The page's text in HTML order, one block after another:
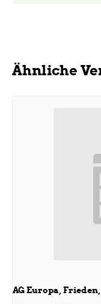
Termine
Ähnliche
AG Europa,